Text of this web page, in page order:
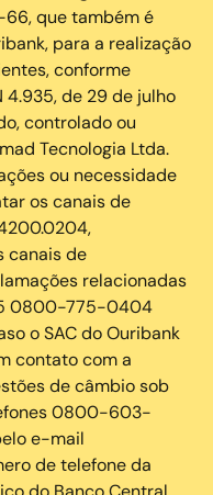
66, que também é
para a realização
conforme
4.935, de 29 de julho
controlado ou
Tecnologia Ltda.
ou necessidade
os canais de
canais de
relacionadas
0800-775-0404
o SAC do Ouribank
contato com a
de câmbio sob
0800-603-
e-mail
de telefone da